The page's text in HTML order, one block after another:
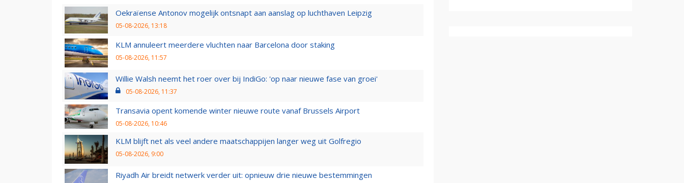
Oekraïense Antonov mogelijk ontsnapt aan aanslag op luchthaven Leipzig
05-08-2026, 13:18
KLM annuleert meerdere vluchten naar Barcelona door staking
05-08-2026, 11:57
Willie Walsh neemt het roer over bij IndiGo: 'op naar nieuwe fase van groei'
05-08-2026, 11:37
Transavia opent komende winter nieuwe route vanaf Brussels Airport
05-08-2026, 10:46
KLM blijft net als veel andere maatschappijen langer weg uit Golfregio
05-08-2026, 9:00
Riyadh Air breidt netwerk verder uit: opnieuw drie nieuwe bestemmingen